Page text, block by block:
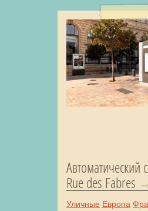
Автоматический
Rue des Fabres
Уличные Европа